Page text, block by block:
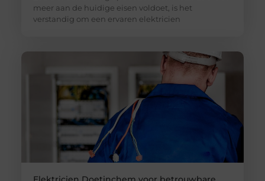
meer aan de huidige eisen voldoet, is het
verstandig om een ervaren elektricien